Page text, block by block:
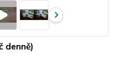
denně)